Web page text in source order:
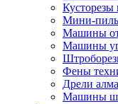
Мини-
Машины
Машины
Фены
Дрели
Машины